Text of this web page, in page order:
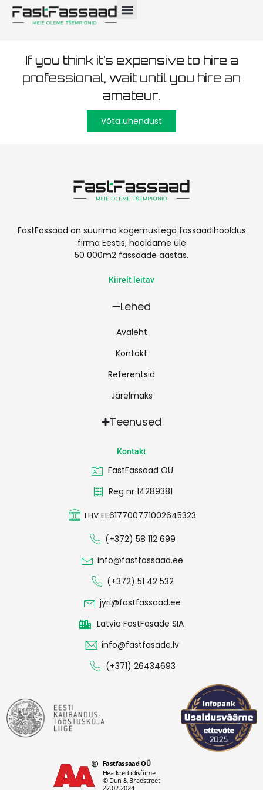
Tartu 1200m2
If you think it’s expensive to hire a
professional, wait until you hire an
amateur.
Võta ühendust
FastFassaad on suurima kogemustega fassaadihooldus
firma Eestis, hooldame üle
50 000m2 fassaade aastas.
Kiirelt leitav
Lehed
Avaleht
Kontakt
Referentsid
Järelmaks
Teenused
Kontakt
FastFassaad OÜ
Reg nr 14289381
LHV EE617700771002645323
(+372) 58 112 699
info@fastfassaad.ee
(+372) 51 42 532
jyri@fastfassaad.ee
Latvia FastFasade SIA
info@fastfasade.lv
(+371) 26434693